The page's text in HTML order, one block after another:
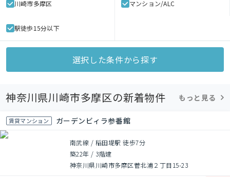
川崎市多摩区 マンション/ALC
駅徒歩15分以下
選択した条件から探す
神奈川県川崎市多摩区の新着物件 もっと見る
賃貸マンション ガーデンビィラ参番館
南武線 / 稲田堤駅 徒歩7分
築22年 / 3階建
神奈川県川崎市多摩区菅北浦２丁目15-23